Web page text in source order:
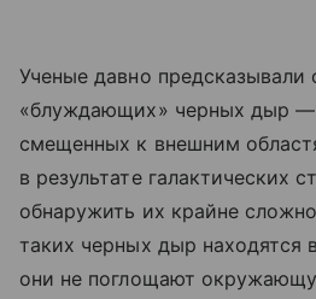
Ученые давно предсказывали
«блуждающих» черных дыр —
смещенных к внешним
в результате галактических
обнаружить их крайне
таких черных дыр находятся
они не поглощают